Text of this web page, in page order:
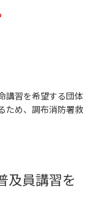
講習を希望する団体
ため、調布消防署救
及員講習を